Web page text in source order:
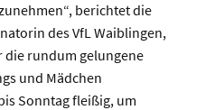
berichtet die
des VfL Waiblingen,
die rundum gelungene
und Mädchen
Sonntag fleißig, um